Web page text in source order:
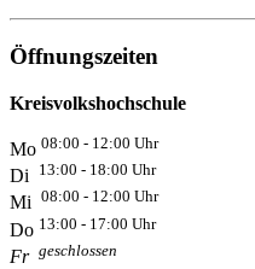
Öffnungszeiten
Kreisvolkshochschule
Mo 08:00 - 12:00 Uhr
Di 13:00 - 18:00 Uhr
Mi 08:00 - 12:00 Uhr
Do 13:00 - 17:00 Uhr
Fr geschlossen